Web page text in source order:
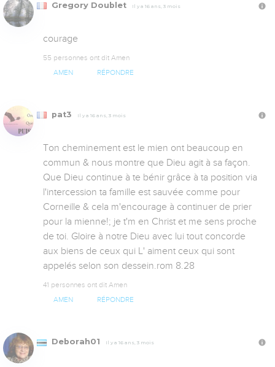
Gregory Doublet Il y a 16 ans, 3 mois
courage
55 personnes ont dit Amen
AMEN RÉPONDRE
pat3 Il y a 16 ans, 3 mois
Ton cheminement est le mien ont beaucoup en
commun & nous montre que Dieu agit à sa façon.
Que Dieu continue à te bénir grâce à ta position via
l'intercession ta famille est sauvée comme pour
Corneille & cela m'encourage à continuer de prier
pour la mienne!; je t'm en Christ et me sens proche
de toi. Gloire à notre Dieu avec lui tout concorde
aux biens de ceux qui L' aiment ceux qui sont
appelés selon son dessein.rom 8.28
41 personnes ont dit Amen
AMEN RÉPONDRE
Deborah01 Il y a 16 ans, 3 mois